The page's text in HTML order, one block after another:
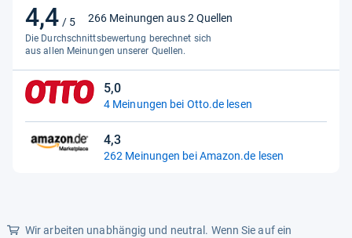
Fit Type
Garment Size Country As
Included Components
Gießkanne, Passende
Manufacturer Maximum Age
Model Does not apply
4,4 / 5
4,4
von
5
Sternen
266 Meinungen aus 2 Quellen
Die Durchschnittsbewertung berechnet sich
aus allen Meinungen unserer Quellen.
5,0
5,0
von
Sternen
4 Meinungen bei Otto.de lesen
4,3
4,3
von
262 Meinungen bei Amazon.de lesen
Wir arbeiten unabhängig und neutral. Wenn Sie auf ein